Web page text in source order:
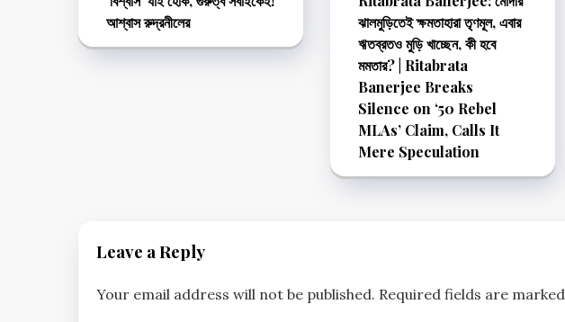
আশ্বাস রুদ্রনীলের
ঝালমুড়িতেই ক্ষমতাহারা তৃণমূল, এবার
ঋতব্রতও মুড়ি খাচ্ছেন, কী হবে
মমতার? | Ritabrata
Banerjee Breaks
Silence on ‘50 Rebel
MLAs’ Claim, Calls It
Mere Speculation
Leave a Reply
Your email address will not be published. Required fields are marked